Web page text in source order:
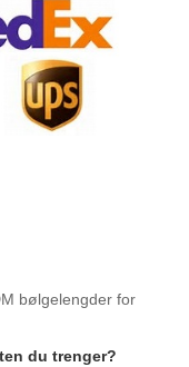
bølgelengder for
du trenger?